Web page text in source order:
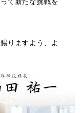
て新たな挑戦を
りますよう、よ